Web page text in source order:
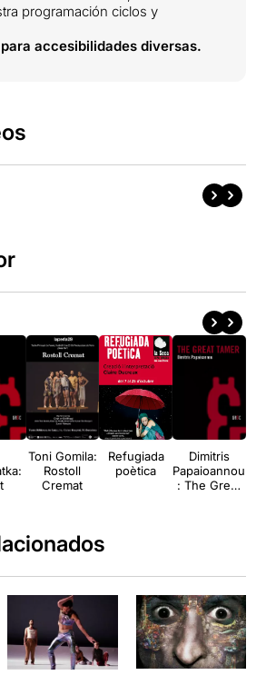
programación ciclos y
accesibilidades diversas.
Toni Gomila:
Rostoll
Cremat
Refugiada
poètica
Dimitris
Papaioannou
: The Great